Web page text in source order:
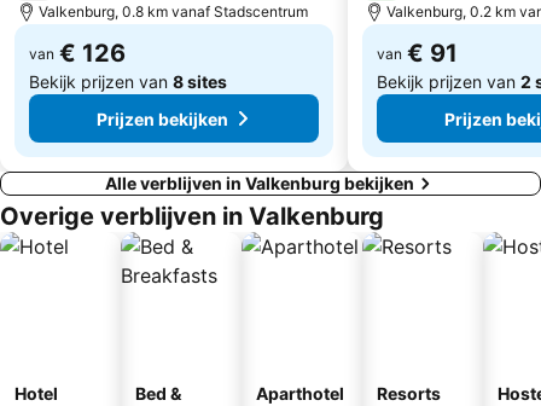
Château Neercanne
Genk on Stage
Limburg Tastes
Maastricht Grotten
Valkenburg, 0.8 km vanaf Stadscentrum
van € 126
Bekijk prijzen van 8 sites
Prijzen bekijken
Valkenburg, 0.2 km
van € 91
Bekijk prijzen van 2
Prijzen
Alle verblijven in Valkenburg bekijken
Overige verblijven in Valkenburg
Hotel
Bed &
Aparthotel Resorts